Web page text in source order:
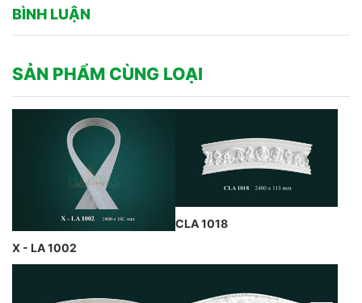
BÌNH LUẬN
SẢN PHẨM CÙNG LOẠI
X - LA 1002
CLA 1018